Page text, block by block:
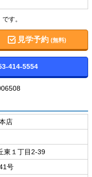
す。
見学予約(無料)
414-5554
店
東１丁目2-39
号